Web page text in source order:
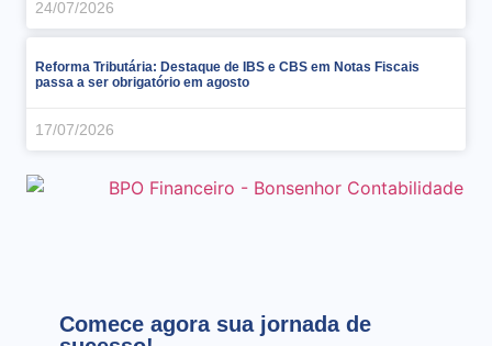
24/07/2026
Reforma Tributária: Destaque de IBS e CBS em Notas Fiscais
passa a ser obrigatório em agosto
17/07/2026
Comece agora sua jornada de